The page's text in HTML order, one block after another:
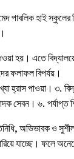
হাই স্কুলের
হয়। এতে
ফলাফল বিপর্যয়।
হ্রাস পাওয়া। ৩.
সেবন। ৬. পর্যাপ্ত
অভিভাবক ও
যাচ্ছে। ফলে